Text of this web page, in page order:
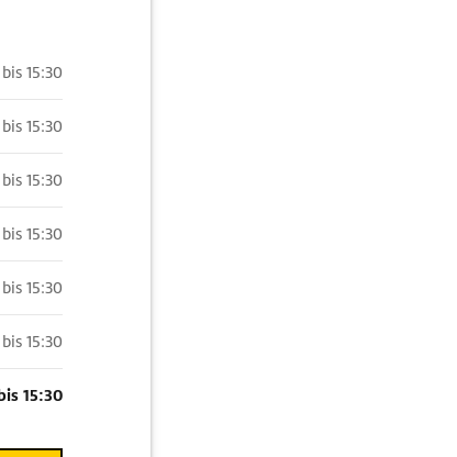
15:30
15:30
15:30
15:30
15:30
15:30
15:30